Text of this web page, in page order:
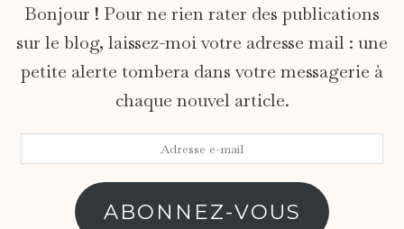
Bonjour ! Pour ne rien rater des publications
sur le blog, laissez-moi votre adresse mail : une
petite alerte tombera dans votre messagerie à
chaque nouvel article.
ABONNEZ-VOUS